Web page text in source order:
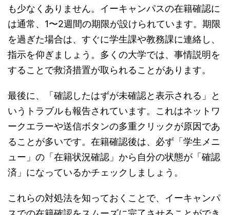
も少なくありません。イーキャンパスの在籍確認に
は通常、1〜2週間の期限が設けられています。期限
を過ぎた場合は、すぐに学生課や教務課に連絡し、
指示を仰ぎましょう。多くの大学では、事情説明を
することで救済措置が取られることがあります。
最後に、「確認したはずが未確認と表示される」と
いうトラブルも報告されています。これはネットワ
ークエラーや送信ボタンの多重クリックが原因であ
ることが多いです。在籍確認後は、必ず「学生メニ
ュー」の「在籍状況確認」から自分の状態が「確認
済」になっているかチェックしましょう。
これらの対処法を知っておくことで、イーキャンパ